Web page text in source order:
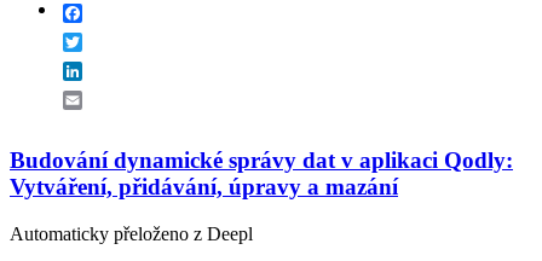
Budování dynamické správy dat v aplikaci Qodly:
Vytváření, přidávání, úpravy a mazání
Automaticky přeloženo z Deepl